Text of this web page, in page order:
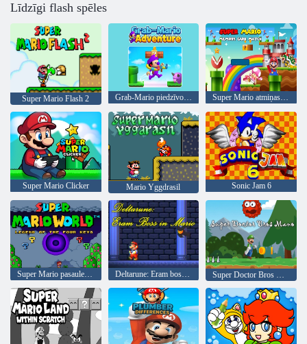
Līdzīgi flash spēles
Super Mario Flash 2 Grab-Mario piedzīvojums Super Mario atmiņas karšu atbilstība
Super Mario Clicker Mario Yggdrasil Sonic Jam 6
Super Mario pasaules leģenda par četrām atslēgām Deltarune: Eram boss Mario Super Doctor Bros Mano